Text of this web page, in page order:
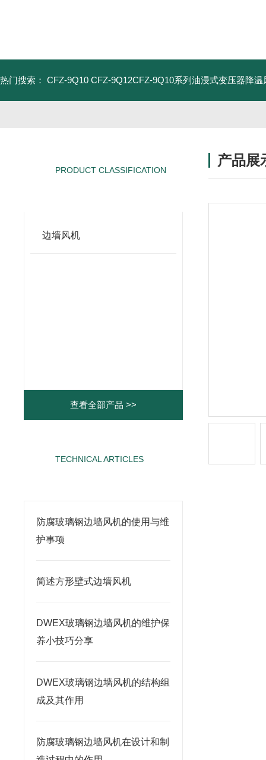
热门搜索： CFZ-9Q10 CFZ-9Q12CFZ-9Q10系列油浸式变压器降温
PRODUCT CLASSIFICATION
边墙风机
查看全部产品 >>
TECHNICAL ARTICLES
防腐玻璃钢边墙风机的使用与维
护事项
简述方形壁式边墙风机
DWEX玻璃钢边墙风机的维护保
养小技巧分享
DWEX玻璃钢边墙风机的结构组
成及其作用
防腐玻璃钢边墙风机在设计和制
产品展